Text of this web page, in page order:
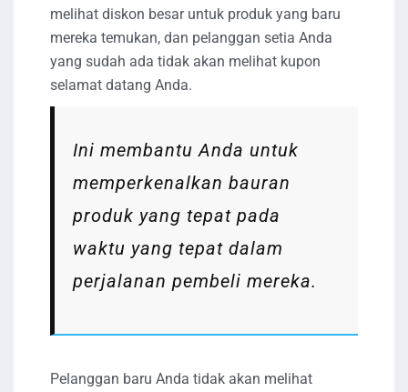
melihat diskon besar untuk produk yang baru
mereka temukan, dan pelanggan setia Anda
yang sudah ada tidak akan melihat kupon
selamat datang Anda.
Ini membantu Anda untuk
memperkenalkan bauran
produk yang tepat pada
waktu yang tepat dalam
perjalanan pembeli mereka.
Pelanggan baru Anda tidak akan melihat